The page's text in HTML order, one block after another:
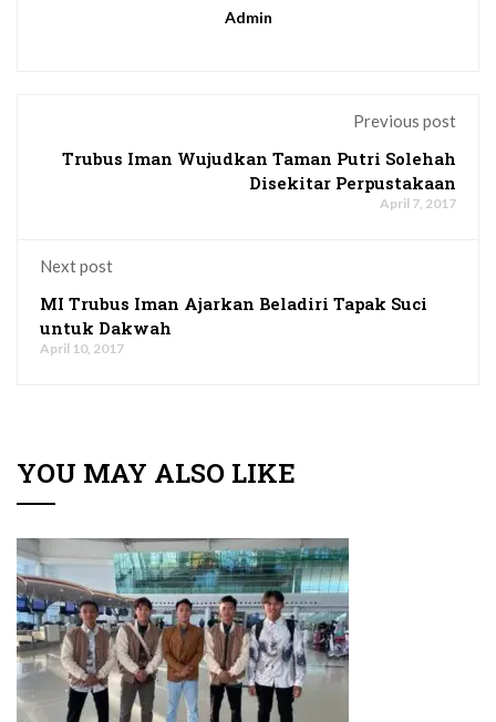
Admin
Previous post
Trubus Iman Wujudkan Taman Putri Solehah
Disekitar Perpustakaan
April 7, 2017
Next post
MI Trubus Iman Ajarkan Beladiri Tapak Suci
untuk Dakwah
April 10, 2017
YOU MAY ALSO LIKE